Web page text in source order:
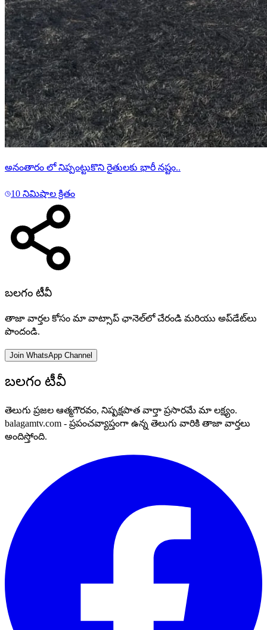
అనంతారం లో నిప్పంట్టుకొని రైతులకు భారీ నష్టం..
10 నిమిషాల క్రితం
బలగం టీవీ
తాజా వార్తల కోసం మా వాట్సాప్ ఛానెల్‌లో చేరండి మరియు అప్‌డేట్‌లు
పొందండి.
Join WhatsApp Channel
బలగం టీవీ
తెలుగు ప్రజల ఆత్మగౌరవం, నిష్పక్షపాత వార్తా ప్రసారమే మా లక్ష్యం.
balagamtv.com - ప్రపంచవ్యాప్తంగా ఉన్న తెలుగు వారికి తాజా వార్తలు
అందిస్తోంది.